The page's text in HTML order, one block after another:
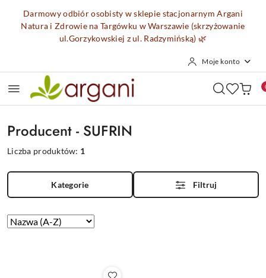
Przejdź do treści głównej
Przejdź do wyszukiwarki
Przejdź do moje konto
Przejdź do menu głównego
Przejdź do stopki
Darmowy odbiór osobisty w sklepie stacjonarnym Argani
Natura i Zdrowie na Targówku w Warszawie (skrzyżowanie
ul.Gorzykowskiej z ul. Radzymińską) 🌿
Moje konto
Producent - SUFRIN
Liczba produktów: 1
Kategorie Filtruj
Zastosowano
Sortuj